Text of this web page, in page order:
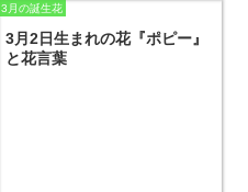
3月の誕生花
3月2日生まれの花『ポピー』
と花言葉